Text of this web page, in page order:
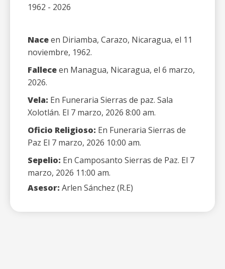
1962 - 2026
Naceen Diriamba, Carazo, Nicaragua, el 11
noviembre, 1962.
Falleceen Managua, Nicaragua, el 6 marzo,
2026.
Vela: En Funeraria Sierras de paz. Sala
Xolotlán. El 7 marzo, 2026 8:00 am.
Oficio Religioso: En Funeraria Sierras de
Paz El 7 marzo, 2026 10:00 am.
Sepelio: En Camposanto Sierras de Paz. El 7
marzo, 2026 11:00 am.
Asesor: Arlen Sánchez (R.E)